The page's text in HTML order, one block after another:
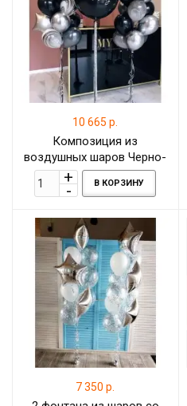
10 665 р.
Композиция из
воздушных шаров Черно-
серебрянные шары и
большой шар с надписью
В КОРЗИНУ
7 350 р.